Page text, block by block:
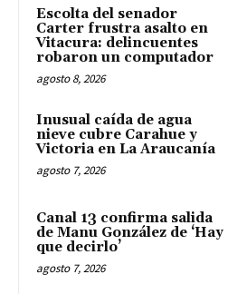
Escolta del senador
Carter frustra asalto en
Vitacura: delincuentes
robaron un computador
agosto 8, 2026
Inusual caída de agua
nieve cubre Carahue y
Victoria en La Araucanía
agosto 7, 2026
Canal 13 confirma salida
de Manu González de ‘Hay
que decirlo’
agosto 7, 2026